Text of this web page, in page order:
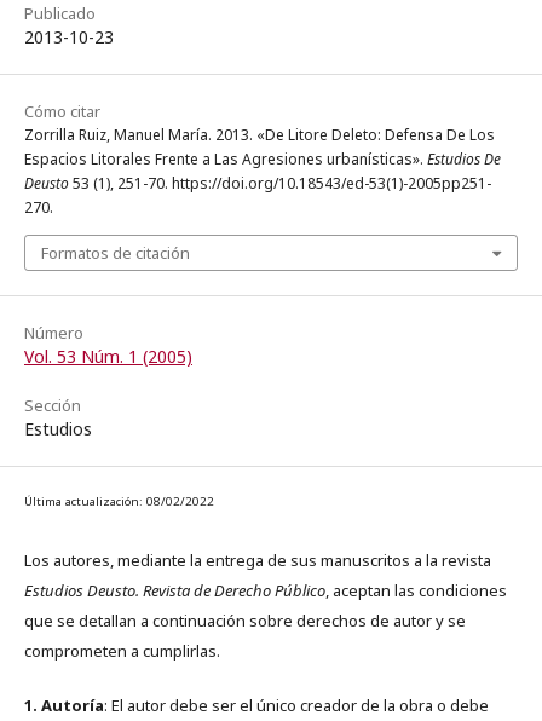
Publicado
2013-10-23
Cómo citar
Zorrilla Ruiz, Manuel María. 2013. «De Litore Deleto: Defensa De Los
Espacios Litorales Frente a Las Agresiones urbanísticas». Estudios De
Deusto53 (1), 251-70. https://doi.org/10.18543/ed-53(1)-2005pp251-
270.
Formatos de citación
Número
Vol. 53 Núm. 1 (2005)
Sección
Estudios
Última actualización: 08/02/2022
Los autores, mediante la entrega de sus manuscritos a la revista
Estudios Deusto. Revista de Derecho Público, aceptan las condiciones
que se detallan a continuación sobre derechos de autor y se
comprometen a cumplirlas.
1. Autoría: El autor debe ser el único creador de la obra o debe